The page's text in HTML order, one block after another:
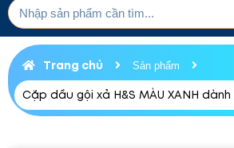
Trang chủ Sản phẩm
Cặp dầu gội xả H&S MÀU XANH